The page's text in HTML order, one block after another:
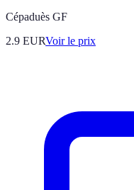
Cépaduès GF
2.9 EURVoir le prix